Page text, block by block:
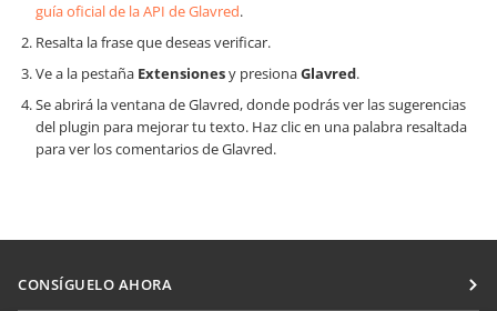
guía oficial de la API de Glavred.
Resalta la frase que deseas verificar.
Ve a la pestaña Extensionesy presionaGlavred.
Se abrirá la ventana de Glavred, donde podrás ver las sugerencias
del plugin para mejorar tu texto. Haz clic en una palabra resaltada
para ver los comentarios de Glavred.
CONSÍGUELO AHORA